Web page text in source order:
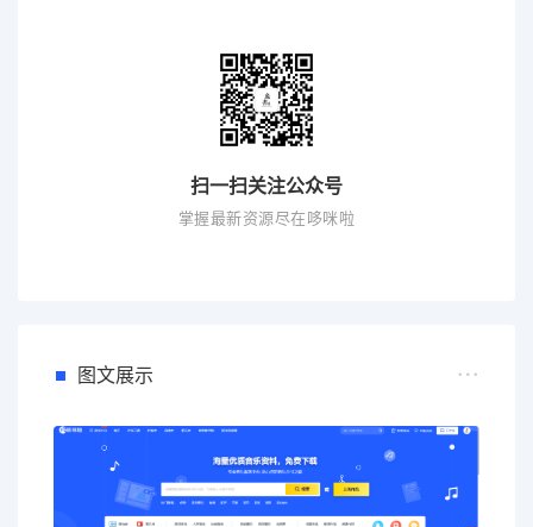
扫一扫关注公众号
掌握最新资源尽在哆咪啦
图文展示